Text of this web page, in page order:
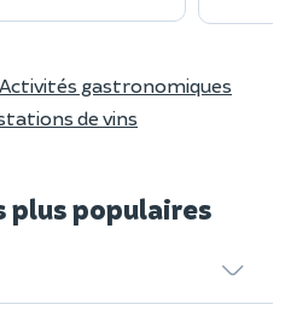
Activités gastronomiques
de vins
plus populaires